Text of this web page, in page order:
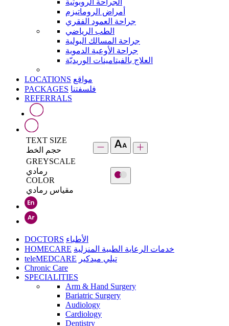
أمراض الروماتيزم
جراحة العمود الفقري
الطب الرياضي
جراحة المسالك البولية
جراحة الأوعية الدموية
العلاج بالفيتامينات الوريديّة
LOCATIONS مواقع
PACKAGES فلسفتنا
REFERRALS
TEXT SIZE
حجم الخط
GREYSCALE
رمادي
COLOR
مقياس رمادي
DOCTORS الأطباء
HOMECARE خدمات الرعاية الطبية المنزلية
teleMEDCARE تيلي ميدكير
Chronic Care
SPECIALITIES
Arm & Hand Surgery
Bariatric Surgery
Audiology
Cardiology
Dentistry